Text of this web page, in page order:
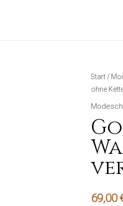
Start /
ohne
69,00